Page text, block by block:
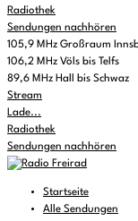
Radiothek
Sendungen nachhören
105,9 MHz Großraum
106,2 MHz Völs bis Telfs
89,6 MHz Hall bis Schwaz
Stream
Lade...
Radiothek
Sendungen nachhören
Startseite
Alle Sendungen